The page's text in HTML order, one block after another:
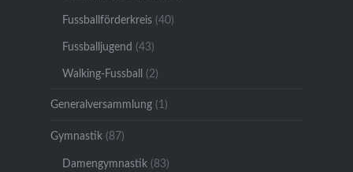
Fussballförderkreis(40)
Fussballjugend (43)
Walking-Fussball (2)
Generalversammlung(1)
Gymnastik(87)
Damengymnastik(83)